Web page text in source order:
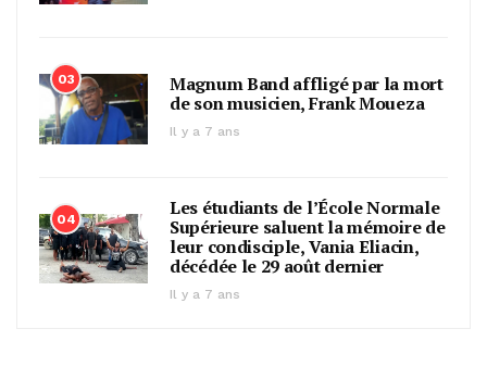
03
Magnum Band affligé par la mort
de son musicien, Frank Moueza
Il y a 7 ans
04
Les étudiants de l’École Normale
Supérieure saluent la mémoire de
leur condisciple, Vania Eliacin,
décédée le 29 août dernier
Il y a 7 ans